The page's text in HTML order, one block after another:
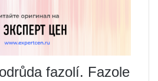
fazolí. Fazole